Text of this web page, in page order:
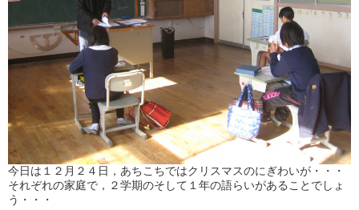
今日は１２月２４日，あちこちではクリスマスのにぎわいが・・・
それぞれの家庭で，２学期のそして１年の語らいがあることでしょ
う・・・